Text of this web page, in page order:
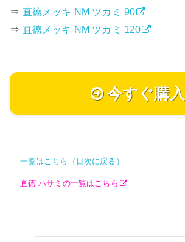
⇒ 直徳メッキ NM ツカミ 90
⇒ 直徳メッキ NM ツカミ 120
今すぐ購入
一覧はこちら（目次に戻る）
直徳 ハサミの一覧はこちら